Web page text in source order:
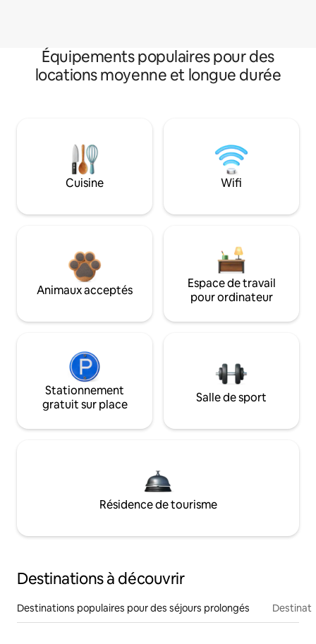
Équipements populaires pour des
locations moyenne et longue durée
Cuisine Wifi
Animaux acceptés
Espace de travail
pour ordinateur
Stationnement
gratuit sur place
Salle de sport
Résidence de tourisme
Destinations à découvrir
Destinations populaires pour des séjours prolongés